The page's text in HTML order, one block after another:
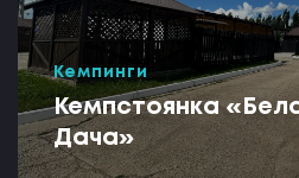
Кемпинги
Кемпстоянка
Дача»